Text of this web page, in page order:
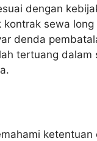
dengan
kontrak sewa
denda
tertuang dalam
ketentuan